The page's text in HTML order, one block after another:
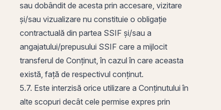
sau dobândit de acesta prin accesare, vizitare
și/sau vizualizare nu constituie o obligație
contractuală din partea SSIF și/sau a
angajatului/prepusului SSIF care a mijlocit
transferul de Conținut, în cazul în care aceasta
există, față de respectivul conținut.
5.7. Este interzisă orice utilizare a Conținutului în
alte scopuri decât cele permise expres prin